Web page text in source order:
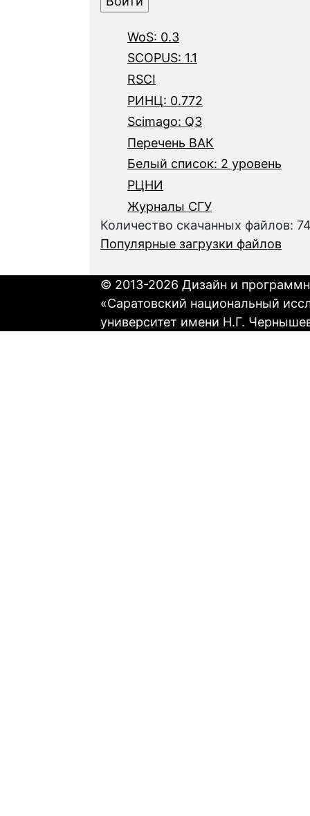
WoS: 0.3
SCOPUS: 1.1
RSCI
РИНЦ: 0.772
Scimago: Q3
Перечень ВАК
Белый список: 2 уровень
РЦНИ
Журналы СГУ
Количество скачанных файлов:
Популярные загрузки файлов
© 2013-2026 Дизайн и
«Саратовский национальный
университет имени Н.Г.